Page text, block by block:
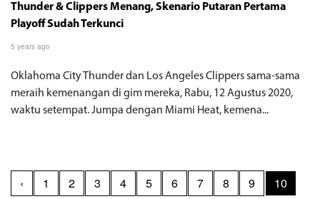
Thunder & Clippers Menang, Skenario Putaran Pertama
Playoff Sudah Terkunci
5 years ago
Oklahoma City Thunder dan Los Angeles Clippers sama-sama
meraih kemenangan di gim mereka, Rabu, 12 Agustus 2020,
waktu setempat. Jumpa dengan Miami Heat, kemena...
‹ 1 2 3 4 5 6 7 8 9
10